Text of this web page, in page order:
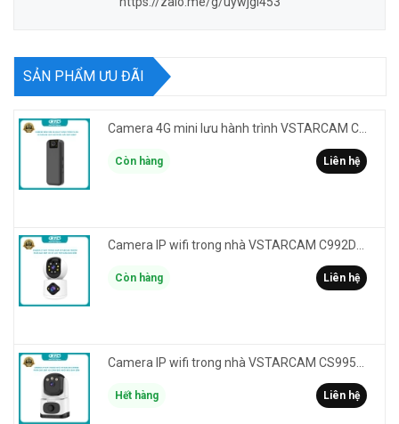
SẢN PHẨM ƯU ĐÃI
Còn hàng Liên hệ
Còn hàng Liên hệ
Hết hàng Liên hệ